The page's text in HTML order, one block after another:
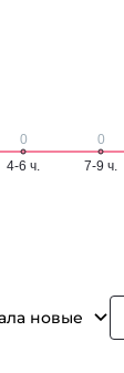
новые